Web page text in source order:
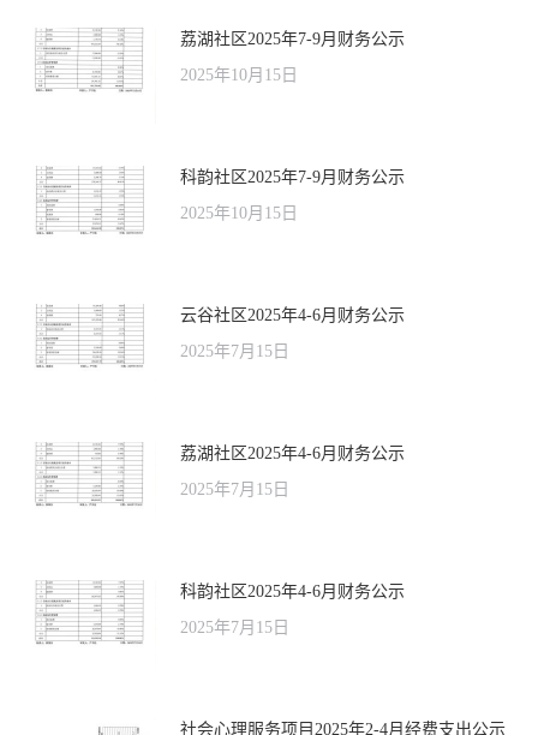
荔湖社区2025年7-9月财务公示
2025年10月15日
科韵社区2025年7-9月财务公示
2025年10月15日
云谷社区2025年4-6月财务公示
2025年7月15日
荔湖社区2025年4-6月财务公示
2025年7月15日
科韵社区2025年4-6月财务公示
2025年7月15日
社会心理服务项目2025年2-4月经费支出公示